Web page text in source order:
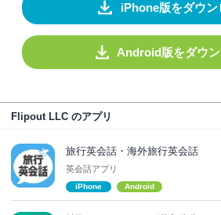
iPhone版をダウン
Android版をダウ
Flipout LLC のアプリ
旅行英会話・海外旅行英会話
英会話アプリ
iPhone Android